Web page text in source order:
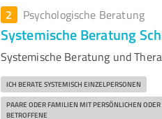
2 Psychologische Beratung
Systemische Beratung
Systemische Beratung und
ICH BERATE SYSTEMISCH EINZELPERSONEN
PAARE ODER FAMILIEN MIT PERSÖNLICHEN
BETROFFENE